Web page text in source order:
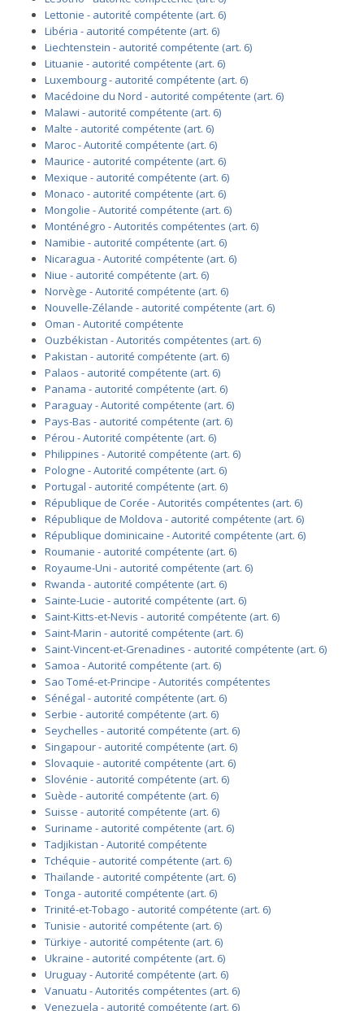
Lettonie - autorité compétente (art. 6)
Libéria - autorité compétente (art. 6)
Liechtenstein - autorité compétente (art. 6)
Lituanie - autorité compétente (art. 6)
Luxembourg - autorité compétente (art. 6)
Macédoine du Nord - autorité compétente (art. 6)
Malawi - autorité compétente (art. 6)
Malte - autorité compétente (art. 6)
Maroc - Autorité compétente (art. 6)
Maurice - autorité compétente (art. 6)
Mexique - autorité compétente (art. 6)
Monaco - autorité compétente (art. 6)
Mongolie - Autorité compétente (art. 6)
Monténégro - Autorités compétentes (art. 6)
Namibie - autorité compétente (art. 6)
Nicaragua - Autorité compétente (art. 6)
Niue - autorité compétente (art. 6)
Norvège - Autorité compétente (art. 6)
Nouvelle-Zélande - autorité compétente (art. 6)
Oman - Autorité compétente
Ouzbékistan - Autorités compétentes (art. 6)
Pakistan - autorité compétente (art. 6)
Palaos - autorité compétente (art. 6)
Panama - autorité compétente (art. 6)
Paraguay - Autorité compétente (art. 6)
Pays-Bas - autorité compétente (art. 6)
Pérou - Autorité compétente (art. 6)
Philippines - Autorité compétente (art. 6)
Pologne - Autorité compétente (art. 6)
Portugal - autorité compétente (art. 6)
République de Corée - Autorités compétentes (art. 6)
République de Moldova - autorité compétente (art. 6)
République dominicaine - Autorité compétente (art. 6)
Roumanie - autorité compétente (art. 6)
Royaume-Uni - autorité compétente (art. 6)
Rwanda - autorité compétente (art. 6)
Sainte-Lucie - autorité compétente (art. 6)
Saint-Kitts-et-Nevis - autorité compétente (art. 6)
Saint-Marin - autorité compétente (art. 6)
Saint-Vincent-et-Grenadines - autorité compétente (art. 6)
Samoa - Autorité compétente (art. 6)
Sao Tomé-et-Principe - Autorités compétentes
Sénégal - autorité compétente (art. 6)
Serbie - autorité compétente (art. 6)
Seychelles - autorité compétente (art. 6)
Singapour - autorité compétente (art. 6)
Slovaquie - autorité compétente (art. 6)
Slovénie - autorité compétente (art. 6)
Suède - autorité compétente (art. 6)
Suisse - autorité compétente (art. 6)
Suriname - autorité compétente (art. 6)
Tadjikistan - Autorité compétente
Tchéquie - autorité compétente (art. 6)
Thaïlande - autorité compétente (art. 6)
Tonga - autorité compétente (art. 6)
Trinité-et-Tobago - autorité compétente (art. 6)
Tunisie - autorité compétente (art. 6)
Türkiye - autorité compétente (art. 6)
Ukraine - autorité compétente (art. 6)
Uruguay - Autorité compétente (art. 6)
Vanuatu - Autorités compétentes (art. 6)
Venezuela - autorité compétente (art. 6)